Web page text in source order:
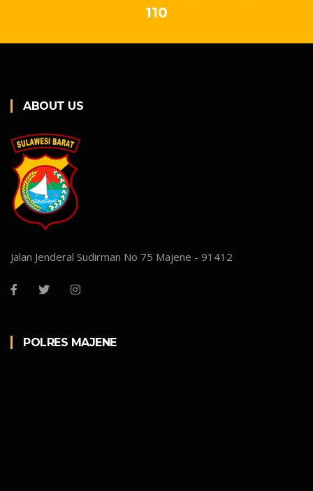
110
ABOUT US
Jalan Jenderal Sudirman No 75 Majene - 91412
POLRES MAJENE